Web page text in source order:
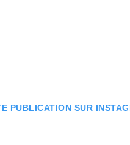
PUBLICATION SUR